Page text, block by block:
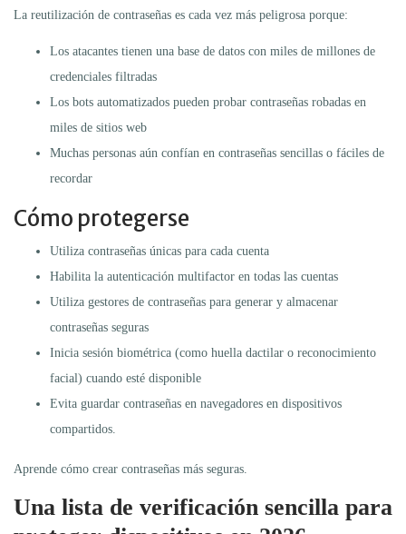
La reutilización de contraseñas es cada vez más peligrosa porque:
Los atacantes tienen una base de datos con miles de millones de
credenciales filtradas
Los bots automatizados pueden probar contraseñas robadas en
miles de sitios web
Muchas personas aún confían en contraseñas sencillas o fáciles de
recordar
Cómo protegerse
Utiliza contraseñas únicas para cada cuenta
Habilita la autenticación multifactor en todas las cuentas
Utiliza gestores de contraseñas para generar y almacenar
contraseñas seguras
Inicia sesión biométrica (como huella dactilar o reconocimiento
facial) cuando esté disponible
Evita guardar contraseñas en navegadores en dispositivos
compartidos.
Aprende cómo crear contraseñas más seguras.
Una lista de verificación sencilla para